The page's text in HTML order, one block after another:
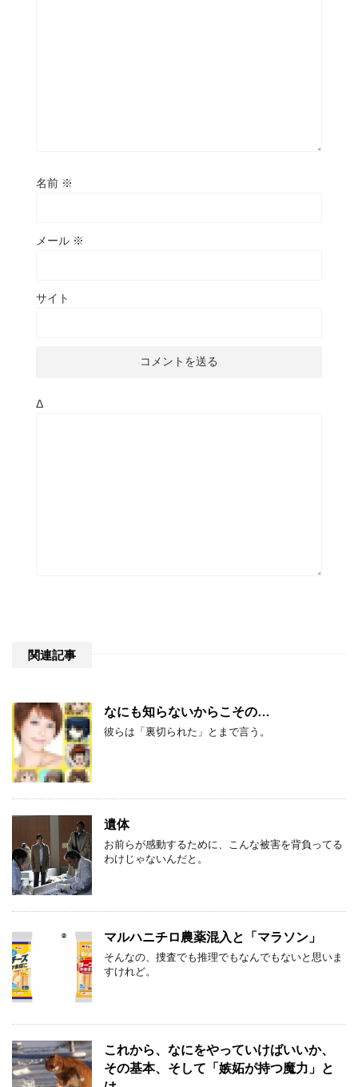
名前 ※
メール ※
サイト
Δ
関連記事
なにも知らないからこその…
彼らは「裏切られた」とまで言う。
遺体
お前らが感動するために、こんな被害を背負ってる
わけじゃないんだと。
マルハニチロ農薬混入と「マラソン」
そんなの、捜査でも推理でもなんでもないと思いま
すけれど。
これから、なにをやっていけばいいか、
その基本、そして「嫉妬が持つ魔力」と